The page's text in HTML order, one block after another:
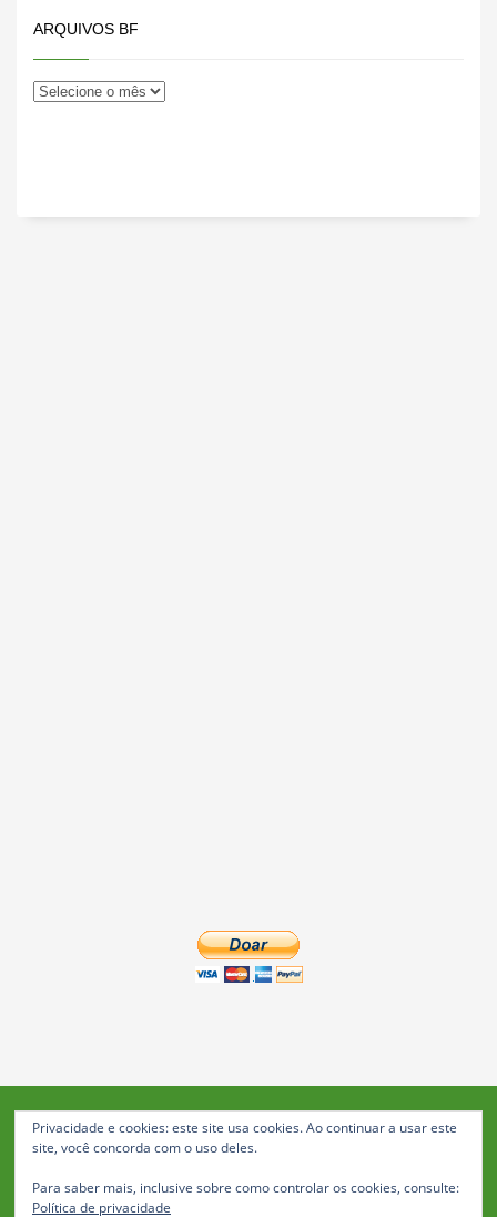
ARQUIVOS BF
Blog da Feira: Jornal de Notícias de Feira de Santana
Todos os direitos reservados
Privacidade e cookies: este site usa cookies. Ao continuar a usar este
site, você concorda com o uso deles.
Para saber mais, inclusive sobre como controlar os cookies, consulte:
Política de privacidade